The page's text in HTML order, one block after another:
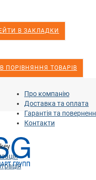
В ЗАКЛАДКИ
ПОРІВНЯННЯ ТОВАРІВ
Про компанію
Доставка та оплата
Гарантія та
Контакти